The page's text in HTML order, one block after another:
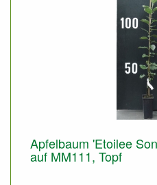
Apfelbaum 'Etoilee
auf MM111, Topf